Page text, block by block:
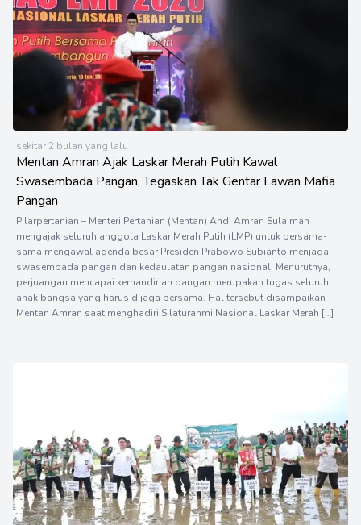
sekitar 2 bulan yang lalu
Mentan Amran Ajak Laskar Merah Putih Kawal
Swasembada Pangan, Tegaskan Tak Gentar Lawan Mafia
Pangan
Pilarpertanian – Menteri Pertanian (Mentan) Andi Amran Sulaiman
mengajak seluruh anggota Laskar Merah Putih (LMP) untuk bersama-
sama mengawal agenda besar Presiden Prabowo Subianto menjaga
swasembada pangan dan kedaulatan pangan nasional. Menurutnya,
perjuangan mencapai kemandirian pangan merupakan tugas seluruh
anak bangsa yang harus dijaga bersama. Hal tersebut disampaikan
Mentan Amran saat menghadiri Silaturahmi Nasional Laskar Merah […]